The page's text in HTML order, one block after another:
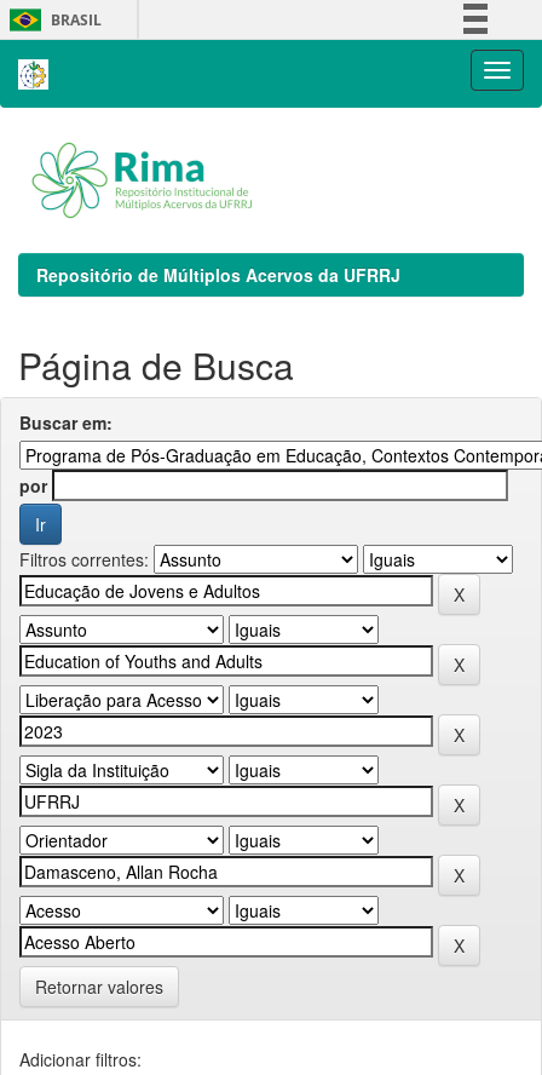
Skip
navigation
BRASIL
Repositório de Múltiplos Acervos da UFRRJ
Página de Busca
Buscar em:
por
Filtros correntes:
Retornar valores
Adicionar filtros: